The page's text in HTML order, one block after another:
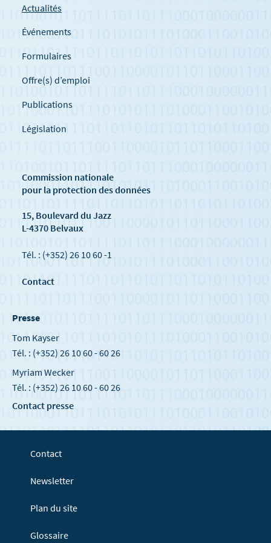
Actualités
Événements
Formulaires
Offre(s) d’emploi
Publications
Législation
Commission nationale
pour la protection des données
15, Boulevard du Jazz
L-4370 Belvaux
Tél. : (+352) 26 10 60 -1
Contact
Presse
Tom Kayser
Tél. : (+352) 26 10 60 - 60 26
Myriam Wecker
Tél. : (+352) 26 10 60 - 60 26
Contact presse
Contact
Newsletter
Plan du site
Glossaire